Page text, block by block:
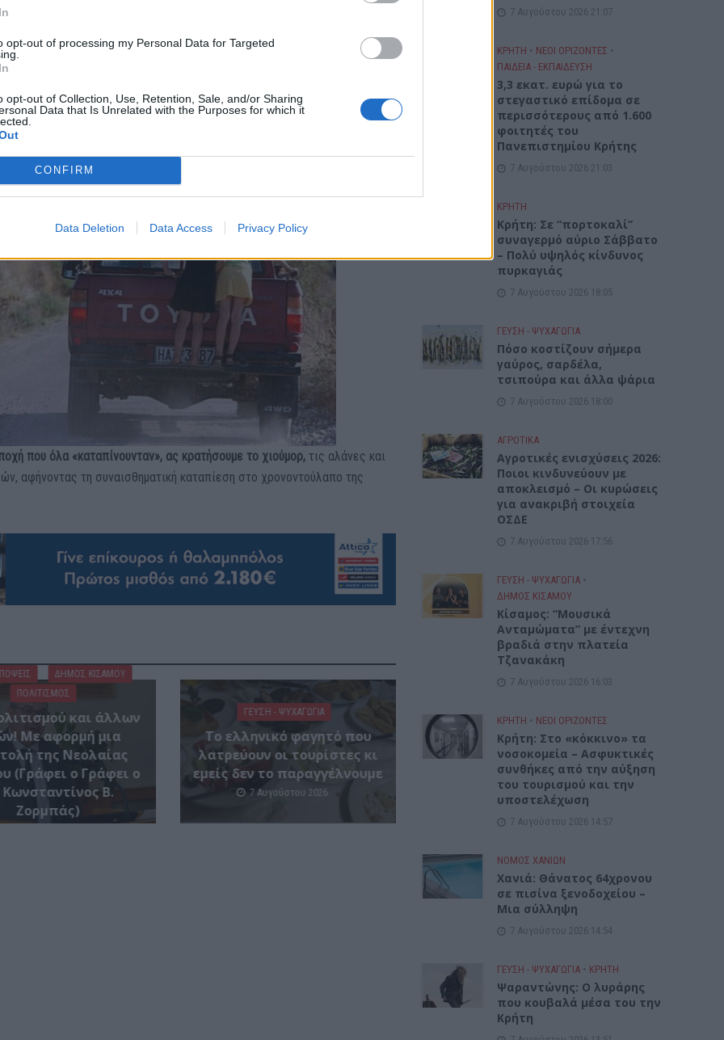
opt-out of processing my Personal Data for Targeted
opt-out of Collection, Use, Retention, Sale, and/or Sharing
Data that Is Unrelated with the Purposes for which it
CONFIRM
Data Deletion Data Access Privacy Policy
και κατάφεραν να σταθούν στα πόδια τους με τα εργαλεία που είχαν
που όλα «καταπίνουνταν», ας κρατήσουμε το χιούμορ, τις αλάνες και
αφήνοντας τη συναισθηματική καταπίεση στο χρονοντούλαπο της
ΔΉΜΟΣ ΚΙΣΆΜΟΥ
ΠΟΛΙΤΙΣΜΟΣ
και άλλων
Mε αφορμή μια
της Νεολαίας
(Γράφει ο Γράφει ο
Β.
Ζορμπάς)
ΓΕΎΣΗ - ΨΥΧΑΓΩΓΊΑ
Το ελληνικό φαγητό που
λατρεύουν οι τουρίστες κι
εμείς δεν το παραγγέλνουμε
7 Αυγούστου 2026
7 Αυγούστου 2026 21:07
ΚΡΗΤΗ • ΝΕΟΙ ΟΡΙΖΟΝΤΕΣ •
ΠΑΙΔΕΙΑ - ΕΚΠΑΙΔΕΥΣΗ
3,3 εκατ. ευρώ για το
στεγαστικό επίδομα σε
περισσότερους από 1.600
φοιτητές του
Πανεπιστημίου Κρήτης
7 Αυγούστου 2026 21:03
ΚΡΗΤΗ
Κρήτη: Σε “πορτοκαλί”
συναγερμό αύριο Σάββατο
– Πολύ υψηλός κίνδυνος
πυρκαγιάς
7 Αυγούστου 2026 18:05
ΓΕΎΣΗ - ΨΥΧΑΓΩΓΊΑ
Πόσο κοστίζουν σήμερα
γαύρος, σαρδέλα,
τσιπούρα και άλλα ψάρια
7 Αυγούστου 2026 18:00
ΑΓΡΟΤΙΚΑ
Αγροτικές ενισχύσεις 2026:
Ποιοι κινδυνεύουν με
αποκλεισμό – Οι κυρώσεις
για ανακριβή στοιχεία
ΟΣΔΕ
7 Αυγούστου 2026 17:56
ΓΕΎΣΗ - ΨΥΧΑΓΩΓΊΑ •
ΔΉΜΟΣ ΚΙΣΆΜΟΥ
Κίσαμος: “Μουσικά
Ανταμώματα” με έντεχνη
βραδιά στην πλατεία
Τζανακάκη
7 Αυγούστου 2026 16:03
ΚΡΗΤΗ • ΝΕΟΙ ΟΡΙΖΟΝΤΕΣ
Κρήτη: Στο «κόκκινο» τα
νοσοκομεία – Ασφυκτικές
συνθήκες από την αύξηση
του τουρισμού και την
υποστελέχωση
7 Αυγούστου 2026 14:57
ΝΟΜΌΣ ΧΑΝΊΩΝ
Χανιά: Θάνατος 64χρονου
σε πισίνα ξενοδοχείου –
Μια σύλληψη
7 Αυγούστου 2026 14:54
ΓΕΎΣΗ - ΨΥΧΑΓΩΓΊΑ • ΚΡΗΤΗ
Ψαραντώνης: Ο λυράρης
που κουβαλά μέσα του την
Κρήτη